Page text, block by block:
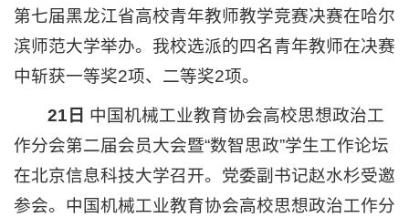
第七届黑龙江省高校青年教师教学竞赛决赛在哈尔
滨师范大学举办。我校选派的四名青年教师在决赛
中斩获一等奖2项、二等奖2项。
21 日 中国机械工业教育协会高校思想政治工
作分会第二届会员大会暨“数智思政”学生工作论坛
在北京信息科技大学召开。党委副书记赵水杉受邀
参会。中国机械工业教育协会高校思想政治工作分